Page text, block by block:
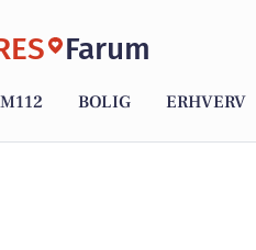
Farum
BOLIG ERHVERV